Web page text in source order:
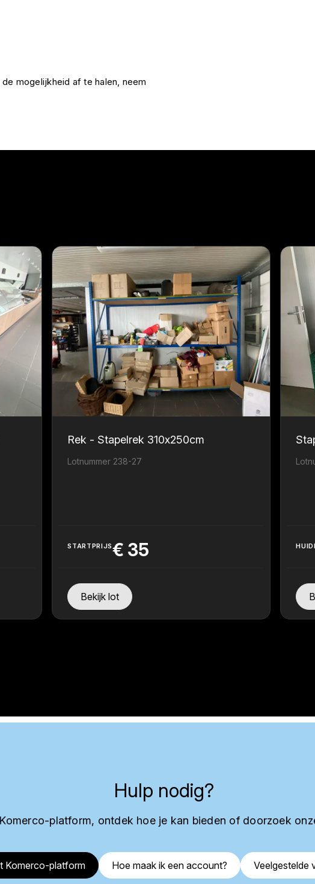
mogelijkheid af te halen, neem
Rek - Stapelrek 310x250cm
Lotnummer 238-27
STARTPRIJS€ 35
Bekijk lot
Hulp nodig?
platform, ontdek hoe je kan bieden of doorzoek
Komerco-platform Hoe maak ik een account? Veelgestelde